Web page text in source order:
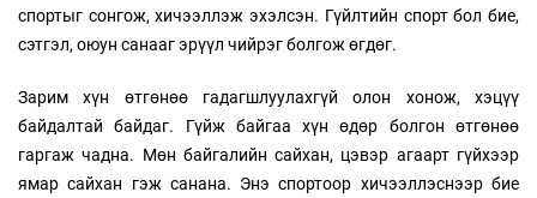
спортыг сонгож, хичээллэж эхэлсэн. Гүйлтийн спорт бол бие,
сэтгэл, оюун санааг эрүүл чийрэг болгож өгдөг.
Зарим хүн өтгөнөө гадагшлуулахгүй олон хонож, хэцүү
байдалтай байдаг. Гүйж байгаа хүн өдөр болгон өтгөнөө
гаргаж чадна. Мөн байгалийн сайхан, цэвэр агаарт гүйхээр
ямар сайхан гэж санана. Энэ спортоор хичээллэснээр бие